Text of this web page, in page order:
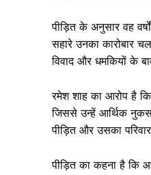
पीड़ित के अनुसार वह
सहारे उनका कारोबार
विवाद और धमकियों के
रमेश शाह का आरोप है कि
जिससे उन्हें आर्थिक
पीड़ित और उसका
पीड़ित का कहना है कि